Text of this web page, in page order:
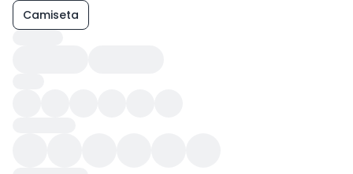
Camiseta